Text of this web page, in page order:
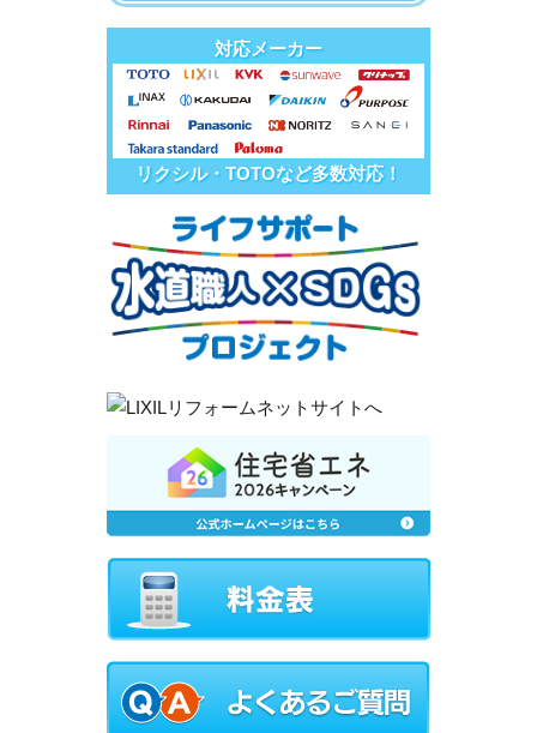
対応メーカー
リクシル・TOTOなど多数対応！